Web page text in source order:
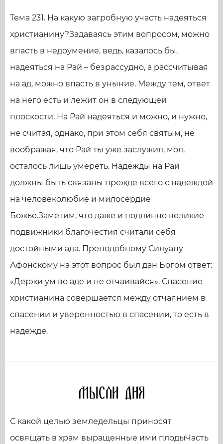
Тема 231. На какую загробную участь надеяться
христианину?Задаваясь этим вопросом, можно
впасть в недоумение, ведь, казалось бы,
надеяться на Рай – безрассудно, а рассчитывая
на ад, можно впасть в уныние. Между тем, ответ
на него есть и лежит он в следующей
плоскости. На Рай надеяться и можно, и нужно,
не считая, однако, при этом себя святым, не
воображая, что Рай ты уже заслужил, мол,
осталось лишь умереть. Надежды на Рай
должны быть связаны прежде всего с надеждой
на человеколюбие и милосердие
Божье.Заметим, что даже и подлинно великие
подвижники благочестия считали себя
достойными ада. Преподобному Силуану
Афонскому на этот вопрос был дан Богом ответ:
«Держи ум во аде и не отчаивайся». Спасение
христианина совершается между отчаянием в
спасении и уверенностью в спасении, то есть в
надежде.
Мысли дня
С какой целью земледельцы приносят
освящать в храм выращенные ими плодыЧасть